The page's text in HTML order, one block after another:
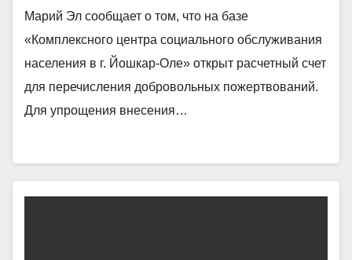
Марий Эл сообщает о том, что на базе
«Комплексного центра социального обслуживания
населения в г. Йошкар-Оле» открыт расчетный счет
для перечисления добровольных пожертвований.
Для упрощения внесения…